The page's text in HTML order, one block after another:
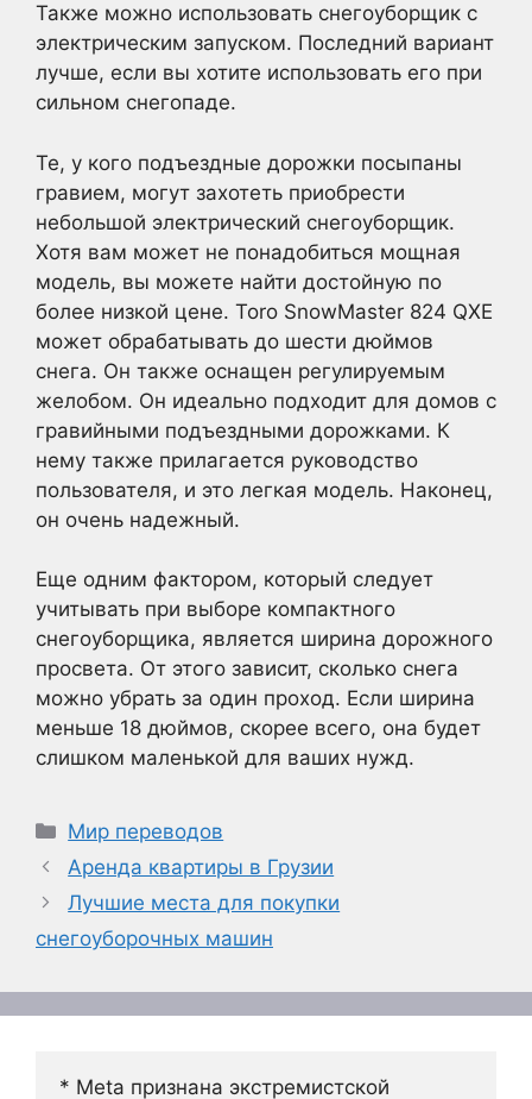
Также можно использовать снегоуборщик с
электрическим запуском. Последний вариант
лучше, если вы хотите использовать его при
сильном снегопаде.
Те, у кого подъездные дорожки посыпаны
гравием, могут захотеть приобрести
небольшой электрический снегоуборщик.
Хотя вам может не понадобиться мощная
модель, вы можете найти достойную по
более низкой цене. Toro SnowMaster 824 QXE
может обрабатывать до шести дюймов
снега. Он также оснащен регулируемым
желобом. Он идеально подходит для домов с
гравийными подъездными дорожками. К
нему также прилагается руководство
пользователя, и это легкая модель. Наконец,
он очень надежный.
Еще одним фактором, который следует
учитывать при выборе компактного
снегоуборщика, является ширина дорожного
просвета. От этого зависит, сколько снега
можно убрать за один проход. Если ширина
меньше 18 дюймов, скорее всего, она будет
слишком маленькой для ваших нужд.
Рубрики
Мир переводов
Аренда квартиры в Грузии
Лучшие места для покупки
снегоуборочных машин
* Meta признана экстремистской